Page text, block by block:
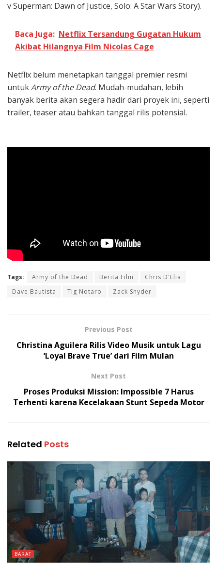
v Superman: Dawn of Justice, Solo: A Star Wars Story).
Baca Juga: Netflix Tersandung Gugatan Hukum
Akibat Hilangnya Film Nicolas Cage
Netflix belum menetapkan tanggal premier resmi
untukArmy of the Dead. Mudah-mudahan, lebih
banyak berita akan segera hadir dari proyek ini, seperti
trailer, teaser atau bahkan tanggal rilis potensial.
Tags: Army of the Dead Berita Film
Chris D'Elia
Dave Bautista
Tig Notaro Zack Snyder
Previous Post
Christina Aguilera Rilis Video Musik untuk Lagu
‘Loyal Brave True’ dari Film Mulan
Next Post
Proses Produksi Mission: Impossible 7 Harus
Terhenti karena Kecelakaan Stunt Sepeda Motor
Related Posts
BARAT